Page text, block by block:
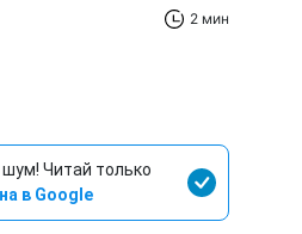
2 мин
Читай только
в Google